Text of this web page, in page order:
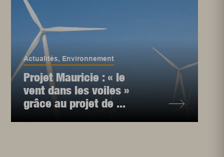
Actualités, Environnement
Projet Mauricie : « le
vent dans les voiles »
grâce au projet de ...